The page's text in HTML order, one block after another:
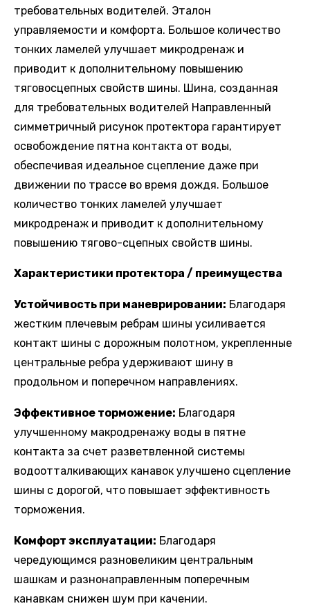
требовательных водителей. Эталон
управляемости и комфорта. Большое количество
тонких ламелей улучшает микродренаж и
приводит к дополнительному повышению
тяговосцепных свойств шины. Шина, созданная
для требовательных водителей Направленный
симметричный рисунок протектора гарантирует
освобождение пятна контакта от воды,
обеспечивая идеальное сцепление даже при
движении по трассе во время дождя. Большое
количество тонких ламелей улучшает
микродренаж и приводит к дополнительному
повышению тягово-сцепных свойств шины.
Характеристики протектора / преимущества
Устойчивость при маневрировании: Благодаря
жестким плечевым ребрам шины усиливается
контакт шины с дорожным полотном, укрепленные
центральные ребра удерживают шину в
продольном и поперечном направлениях.
Эффективное торможение: Благодаря
улучшенному макродренажу воды в пятне
контакта за счет разветвленной системы
водоотталкивающих канавок улучшено сцепление
шины с дорогой, что повышает эффективность
торможения.
Комфорт эксплуатации: Благодаря
чередующимся разновеликим центральным
шашкам и разнонаправленным поперечным
канавкам снижен шум при качении.